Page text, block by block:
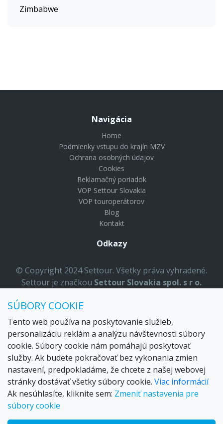
Zimbabwe
Navigácia
Home
Podmienky vstupu do krajín MZV
Ochrana osobných údajov
Cookies
Reklamačný poriadok
VOP Settour Slovakia
VOP touroperátorov
Blog
Kontakt
Odkazy
© Copyright 2024 Settour. Všetky práva vyhradené.
Settour je značkou Settour Slovakia spol. s r o.
Email:
Telefón: 02 529 279 17, 529 328 68-9
IČO : 36179825
ID-DPH:SK2020057314
OR SRBratislava I. odd.: Sro, vložka: 29873/V
SÚBORY COOKIE
Tento web používa na poskytovanie služieb,
personalizáciu reklám a analýzu návštevnosti súbory
cookie. Súbory cookie nám pomáhajú poskytovať
služby. Ak budete pokračovať bez vykonania zmien
nastavení, predpokladáme, že chcete z našej webovej
stránky dostávať všetky súbory cookie. Viac informácií
Ak nesúhlasíte, kliknite sem: Zmeniť nastavenia pre
súbory cookie